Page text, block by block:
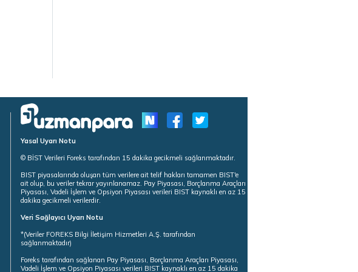
Yasal Uyarı Notu
© BİST Verileri Foreks tarafından 15 dakika gecikmeli sağlanmaktadır.
BIST piyasalarında oluşan tüm verilere ait telif hakları tamamen BIST'e
ait olup, bu veriler tekrar yayınlanamaz. Pay Piyasası, Borçlanma Araçları
Piyasası, Vadeli İşlem ve Opsiyon Piyasası verileri BIST kaynaklı en az 15
dakika gecikmeli verilerdir.
Veri Sağlayıcı Uyarı Notu
*(Veriler FOREKS Bilgi İletişim Hizmetleri A.Ş. tarafından
sağlanmaktadır)
Foreks tarafından sağlanan Pay Piyasası, Borçlanma Araçları Piyasası,
Vadeli İşlem ve Opsiyon Piyasası verileri BIST kaynaklı en az 15 dakika